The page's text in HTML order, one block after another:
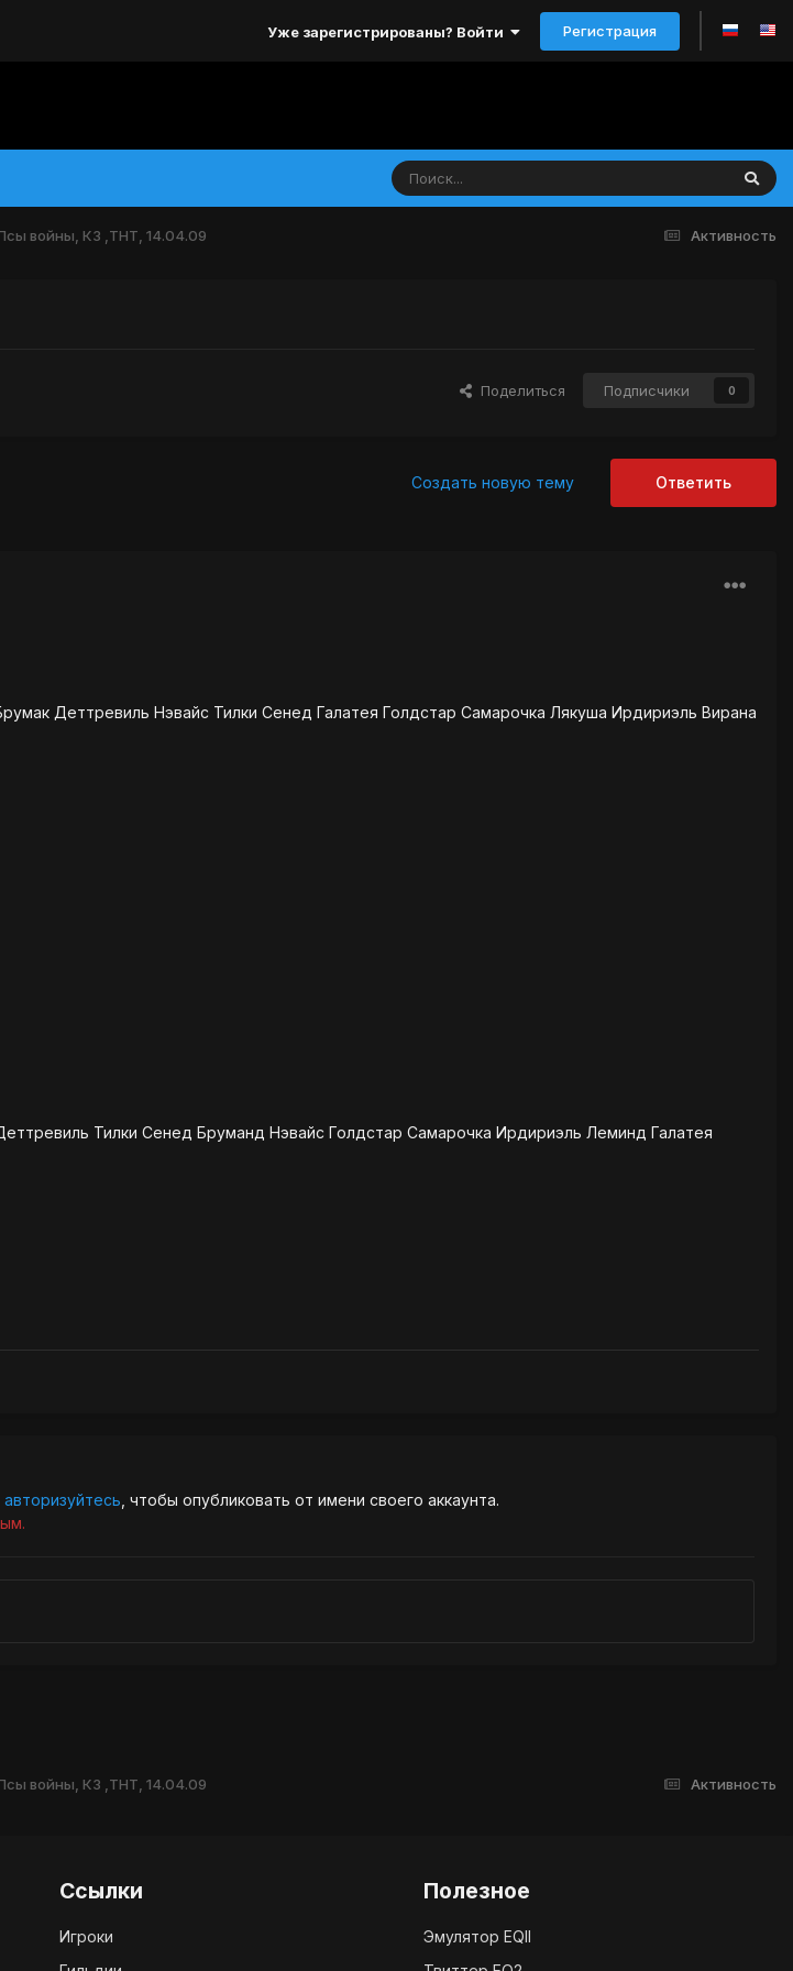
Уже зарегистрированы? Войти Регистрация
Активность
войны, КЗ ,ТНТ, 14.04.09
Поделиться Подписчики 0
Ответить
Создать новую тему
Деттревиль Нэвайс Тилки Сенед Галатея Голдстар Самарочка Лякуша Ирдириэль Вирана
Тилки Сенед Бруманд Нэвайс Голдстар Самарочка Ирдириэль Леминд Галатея
авторизуйтесь , чтобы опубликовать от имени своего аккаунта.
Активность
войны, КЗ ,ТНТ, 14.04.09
Ссылки
Игроки
Полезное
Эмулятор EQII